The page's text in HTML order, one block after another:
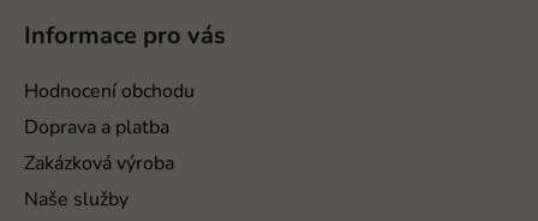
Informace pro vás
Hodnocení obchodu
Doprava a platba
Zakázková výroba
Naše služby